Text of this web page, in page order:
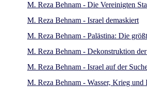
M. Reza Behnam - Die Vereinigten
M. Reza Behnam - Israel demaskiert
M. Reza Behnam - Palästina: Die
M. Reza Behnam - Dekonstruktion
M. Reza Behnam - Israel auf der
M. Reza Behnam - Wasser, Krieg